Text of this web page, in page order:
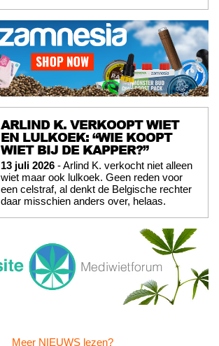
ARLIND K. VERKOOPT WIET
EN LULKOEK: “WIE KOOPT
WIET BIJ DE KAPPER?”
13 juli 2026 - Arlind K. verkocht niet alleen
wiet maar ook lulkoek. Geen reden voor
een celstraf, al denkt de Belgische rechter
daar misschien anders over, helaas.
Meer NIEUWS lezen?